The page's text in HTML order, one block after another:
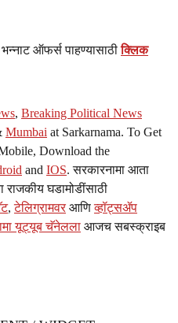
ऑफर्स पाहण्यासाठीक्लिक
, Breaking Political News
Mumbai at Sarkarnama. To Get
Download the
and IOS. सरकारनामा आता
राजकीय घडामोडींसाठी
,टेलिग्रामवर आणिव्हॉट्सॲप
यूट्यूब चॅनेलला आजच सबस्क्राइब